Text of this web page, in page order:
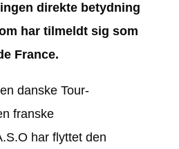
direkte betydning
har tilmeldt sig som
France.
danske Tour-
franske
har flyttet den